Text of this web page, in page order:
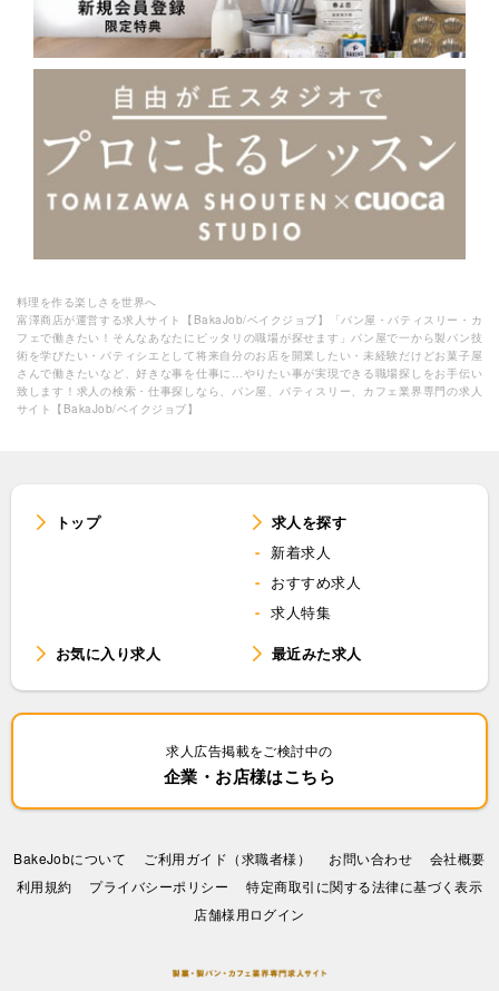
料理を作る楽しさを世界へ
富澤商店が運営する求人サイト【BakaJob/ベイクジョブ】「パン屋・パティスリー・カ
フェで働きたい！そんなあなたにピッタリの職場が探せます」パン屋で一から製パン技
術を学びたい・パティシエとして将来自分のお店を開業したい・未経験だけどお菓子屋
さんで働きたいなど、好きな事を仕事に…やりたい事が実現できる職場探しをお手伝い
致します！求人の検索・仕事探しなら、パン屋、パティスリー、カフェ業界専門の求人
サイト【BakaJob/ベイクジョブ】
トップ
求人を探す
新着求人
おすすめ求人
求人特集
お気に入り求人
最近みた求人
求人広告掲載をご検討中の
企業・お店様はこちら
BakeJobについて ご利用ガイド（求職者様） お問い合わせ
会社概要
利⽤規約
プライバシーポリシー
特定商取引に関する法律に基づく表示
店舗様用ログイン